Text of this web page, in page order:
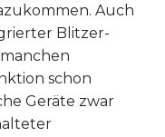
Auch
Blitzer-
schon
Geräte zwar